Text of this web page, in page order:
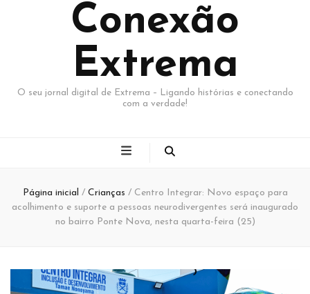
Conexão
Extrema
O seu jornal digital de Extrema – Ligando histórias e conectando
com a verdade!
Página inicial / Crianças / Centro Integrar: Novo espaço para
acolhimento e suporte a pessoas neurodivergentes será inaugurado
no bairro Ponte Nova, nesta quarta-feira (25)